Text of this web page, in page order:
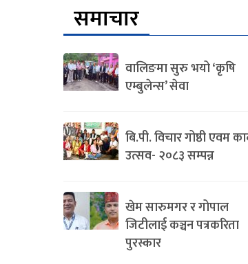
समाचार
वालिङमा सुरु भयो ‘कृषि
एम्बुलेन्स’ सेवा
बि.पी. विचार गोष्ठी एवम
उत्सव- २०८३ सम्पन्न
खेम सारुमगर र गोपाल
जिटीलाई कञ्चन पत्रकरिता
पुरस्कार